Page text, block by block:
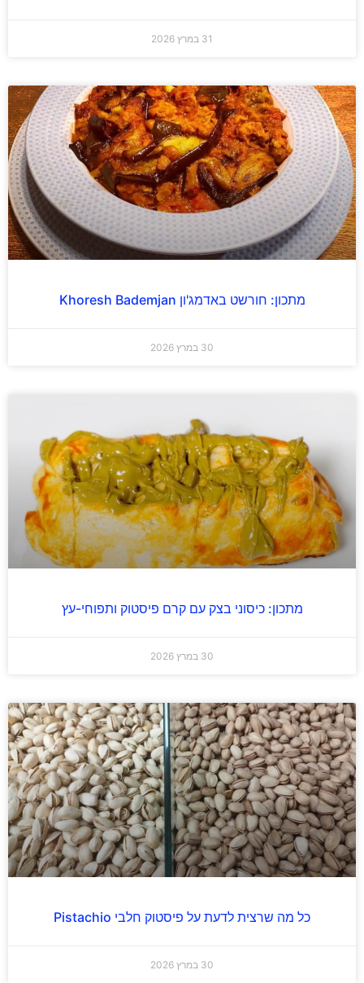
31 במרץ 2026
מתכון: חורשט באדמג'ון Khoresh Bademjan
30 במרץ 2026
מתכון: כיסוני בצק עם קרם פיסטוק ותפוחי-עץ
30 במרץ 2026
כל מה שרצית לדעת על פיסטוק חלבי Pistachio
30 במרץ 2026